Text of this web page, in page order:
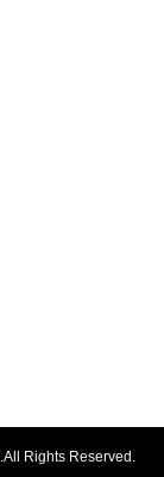
.All Rights Reserved.